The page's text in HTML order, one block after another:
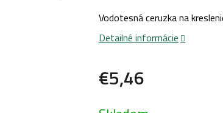
€5,46
Vodotesná ceruzka na
Detailné informácie